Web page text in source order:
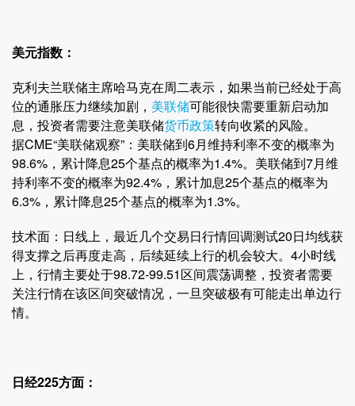
美元指数：
克利夫兰联储主席哈马克在周二表示，如果当前已经处于高
位的通胀压力继续加剧， 美联储可能很快需要重新启动加
息，投资者需要注意美联储货币政策转向收紧的风险。
据CME“美联储观察”：美联储到6月维持利率不变的概率为
98.6%，累计降息25个基点的概率为1.4%。美联储到7月维
持利率不变的概率为92.4%，累计加息25个基点的概率为
6.3%，累计降息25个基点的概率为1.3%。
技术面：日线上，最近几个交易日行情回调测试20日均线获
得支撑之后再度走高，后续延续上行的机会较大。4小时线
上，行情主要处于98.72-99.51区间震荡调整，投资者需要
关注行情在该区间突破情况，一旦突破极有可能走出单边行
情。
日经225方面：